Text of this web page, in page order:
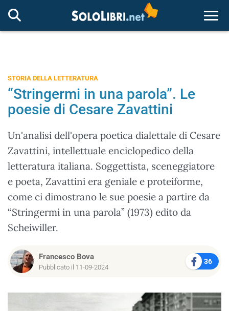
STORIA DELLA LETTERATURA
“Stringermi in una parola”. Le
poesie di Cesare Zavattini
Un'analisi dell'opera poetica dialettale di Cesare
Zavattini, intellettuale enciclopedico della
letteratura italiana. Soggettista, sceneggiatore
e poeta, Zavattini era geniale e proteiforme,
come ci dimostrano le sue poesie a partire da
“Stringermi in una parola” (1973) edito da
Scheiwiller.
Francesco Bova
Pubblicato il 11-09-2024
36